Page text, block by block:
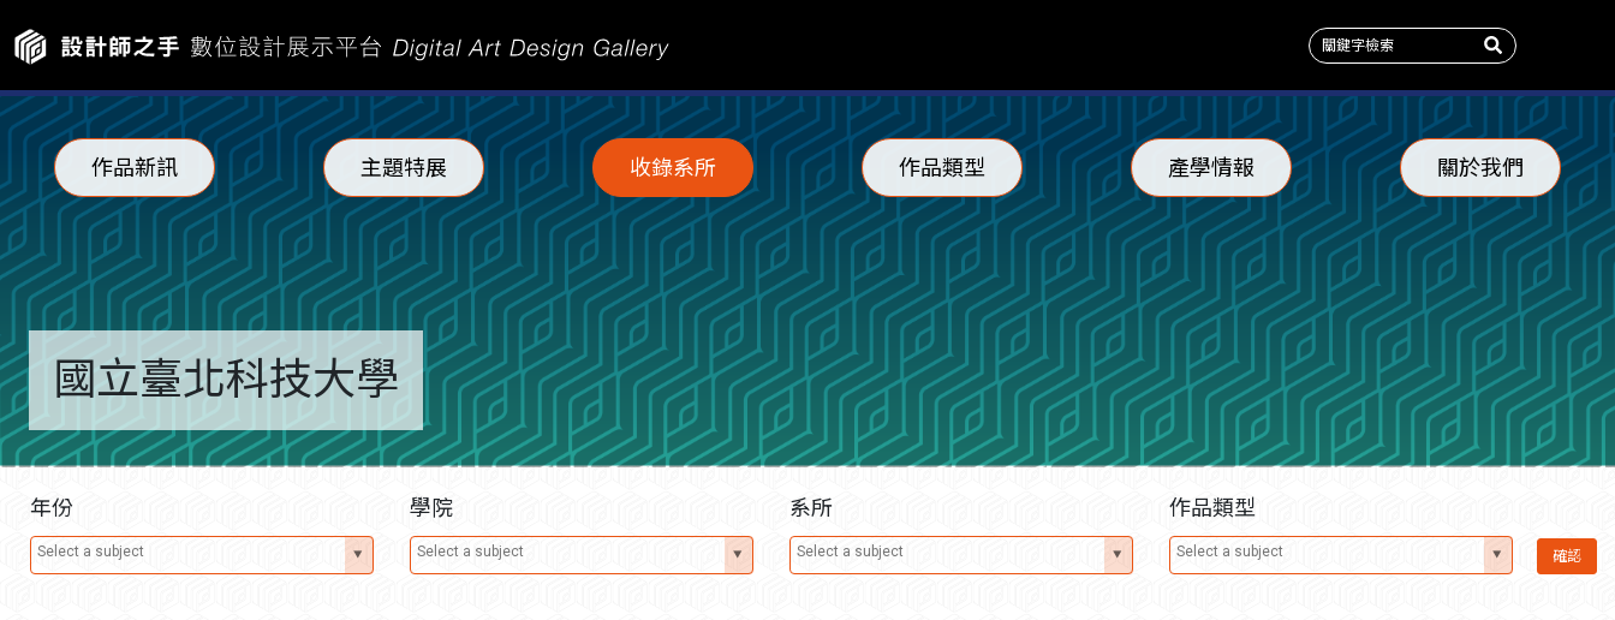
作品新訊 主題特展 收錄系所 作品類型 產學情報 關於我們
國立臺北科技大學
年份 學院 系所 作品類型
確認